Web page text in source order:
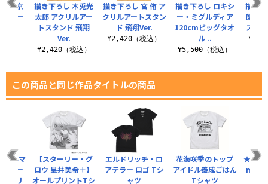
描き下ろし 宮 侑 ア
クリルアートスタン
ド 飛翔Ver.
¥2,420（税込）
描き下ろし ロキシ
ー・ミグルディア
120cmビッグタオ
ル ..
¥5,500（税込）
描き
朗 ア
スタ
葦京
トリー
描き下ろし 木兎光
太郎 アクリルアー
トスタンド 飛翔
Ver.
¥2,420（税込）
この商品と同じ作品タイトルの商品
エルドリッチ・ロ
アテラー ロゴ Tシ
ャツ
花海咲季のトップ
アイドル養成ごはん
Tシャツ
★限定
ドルマ
ニー
クリ
【スターリー・グ
ロウ 星井美希＋】
オールプリントTシ